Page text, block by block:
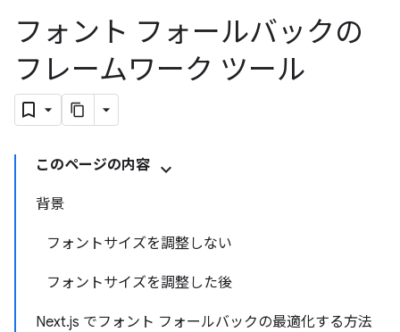
フォント フォールバックの
フレームワーク ツール
このページの内容
背景
フォントサイズを調整しない
フォントサイズを調整した後
Next.js でフォント フォールバックの最適化する方法